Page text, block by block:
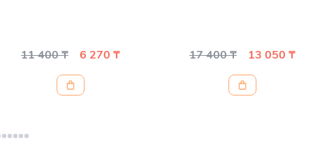
11 400 ₸ 6 270 ₸ 17 400 ₸ 13 050 ₸